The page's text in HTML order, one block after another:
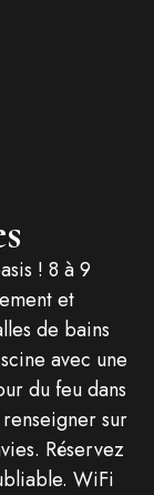
! 8 à 9
et
de bains
avec une
du feu dans
sur
Réservez
WiFi